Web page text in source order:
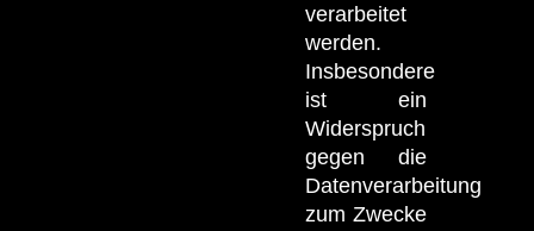
verarbeitet
werden.
Insbesondere
ist ein
Widerspruch
gegen die
Datenverarbeitung
zum Zwecke